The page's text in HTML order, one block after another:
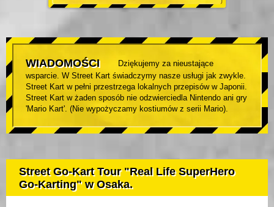
WIADOMOŚCI
Dziękujemy za nieustające
wsparcie. W Street Kart świadczymy nasze usługi jak zwykle.
Street Kart w pełni przestrzega lokalnych przepisów w Japonii.
Street Kart w żaden sposób nie odzwierciedla Nintendo ani gry
'Mario Kart'. (Nie wypożyczamy kostiumów z serii Mario).
Street Go-Kart Tour "Real Life SuperHero
Go-Karting" w Osaka.